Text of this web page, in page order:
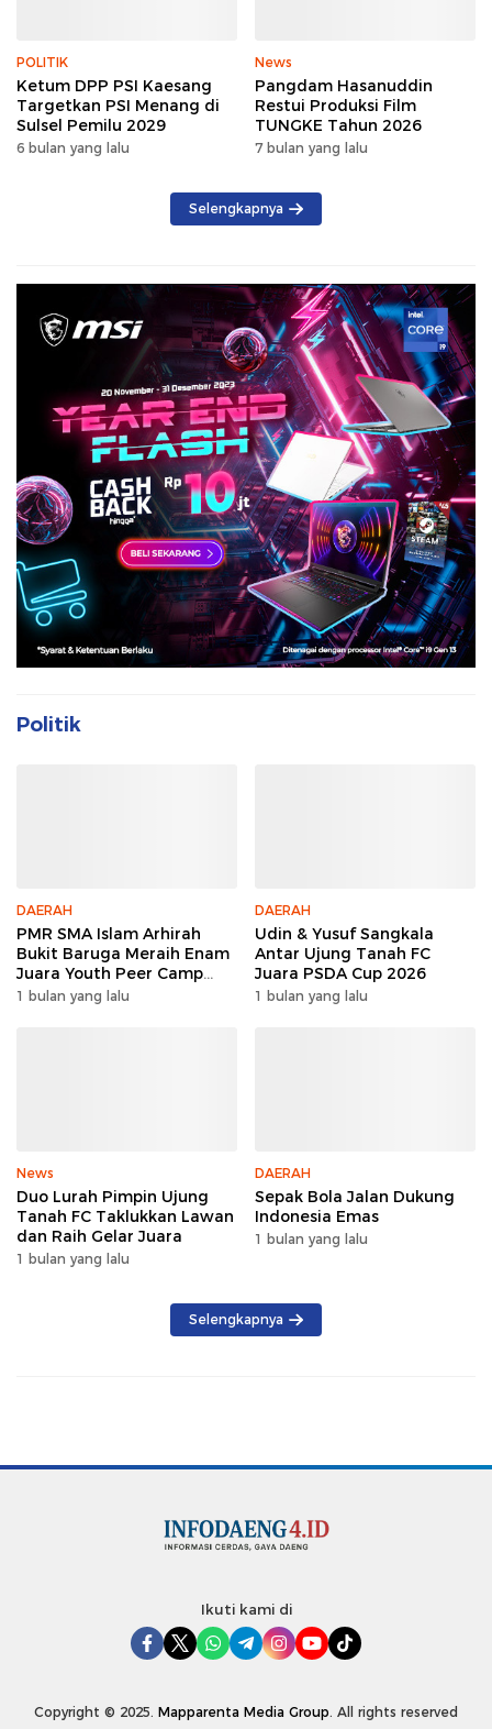
POLITIK
Ketum DPP PSI Kaesang
Targetkan PSI Menang di
Sulsel Pemilu 2029
6 bulan yang lalu
News
Pangdam Hasanuddin
Restui Produksi Film
TUNGKE Tahun 2026
7 bulan yang lalu
Selengkapnya
Politik
DAERAH
PMR SMA Islam Arhirah
Bukit Baruga Meraih Enam
Juara Youth Peer Camp
2026
1 bulan yang lalu
DAERAH
Udin & Yusuf Sangkala
Antar Ujung Tanah FC
Juara PSDA Cup 2026
1 bulan yang lalu
News
Duo Lurah Pimpin Ujung
Tanah FC Taklukkan Lawan
dan Raih Gelar Juara
1 bulan yang lalu
DAERAH
Sepak Bola Jalan Dukung
Indonesia Emas
1 bulan yang lalu
Selengkapnya
Ikuti kami di
Copyright © 2025. Mapparenta Media Group. All rights reserved